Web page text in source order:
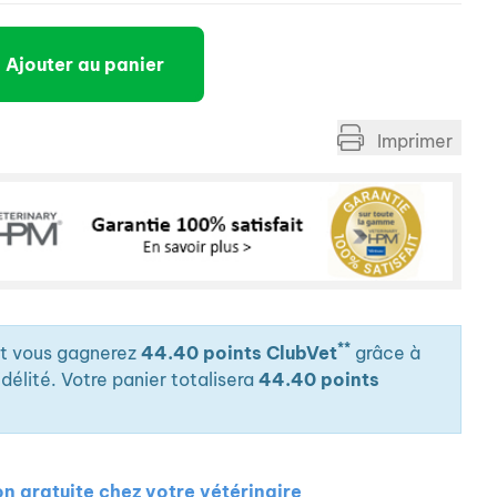
HPM® est une nouvelle génération de nutrition pour
être au plus proche des besoins nutritionnels des
gamme unique repose sur une formulation pauvre
Il en résulte une nutrition adaptée aux
Ajouter au panier
Imprimer
vous gagnerez44.40 points ClubVet** grâce à
Votre panier totalisera 44.40 points
gratuite chez votre vétérinaire